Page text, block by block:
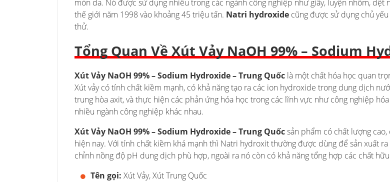
mòn da. Nó được sử dụng nhiều trong các ngành công nghiệp như giấy, luyện nhôm, dệt
thế giới năm 1998 vào khoảng 45 triệu tấn. Natri hydroxide cũng được sử dụng chủ
thử.
Tổng Quan Về Xút Vảy NaOH 99% – Sodium
Xút Vảy NaOH 99% – Sodium Hydroxide – Trung Quốc là một chất hóa học quan
Xút vảy có tính chất kiềm mạnh, có khả năng tạo ra các ion hydroxide trong dung dịch
trung hòa axit, và thực hiện các phản ứng hóa học trong các lĩnh vực như công nghiệp
nhiều ngành công nghiệp khác nhau.
Xút Vảy NaOH 99% – Sodium Hydroxide – Trung Quốcsản phẩm có chất lượng
hiện nay. Với tính chất kiềm khá mạnh thì Natri hydroxit thường được dùng để sản xuất
chỉnh nồng độ pH dung dịch phù hợp, ngoài ra nó còn có khả năng tổng hợp các chất
Tên gọi: Xút Vảy, Xút Trung Quốc